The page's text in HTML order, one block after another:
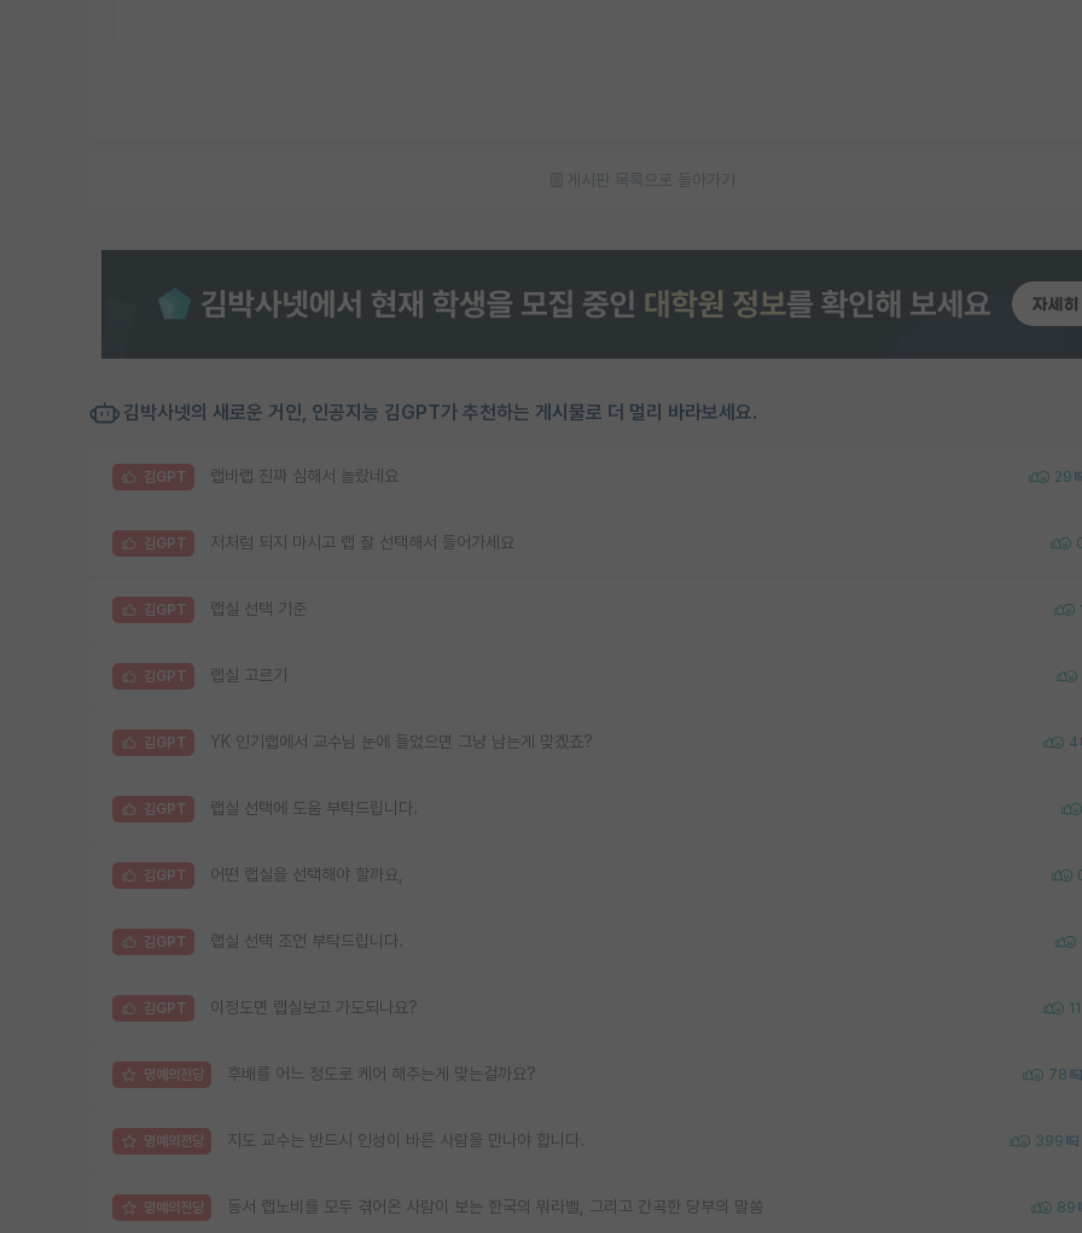
게시판 목록으로 돌아가기
김박사넷의 새로운 거인, 인공지능 김GPT가 추천하는 게시물로 더 멀리 바라보세요.
김GPT 랩바랩 진짜 심해서 놀랐네요 29
김GPT 저처럼 되지 마시고 랩 잘 선택해서 들어가세요
김GPT 랩실 선택 기준
김GPT 랩실 고르기
김GPT YK 인기랩에서 교수님 눈에 들었으면 그냥 남는게 맞겠죠? 4
김GPT 랩실 선택에 도움 부탁드립니다.
김GPT 어떤 랩실을 선택해야 할까요,
김GPT 랩실 선택 조언 부탁드립니다.
김GPT 이정도면 랩실보고 가도되나요? 11
명예의전당 후배를 어느 정도로 케어 해주는게 맞는걸까요? 78
명예의전당 지도 교수는 반드시 인성이 바른 사람을 만나야 합니다. 399
명예의전당 동서 랩노비를 모두 겪어온 사람이 보는 한국의 워라밸, 그리고 간곡한 당부의 말씀 89